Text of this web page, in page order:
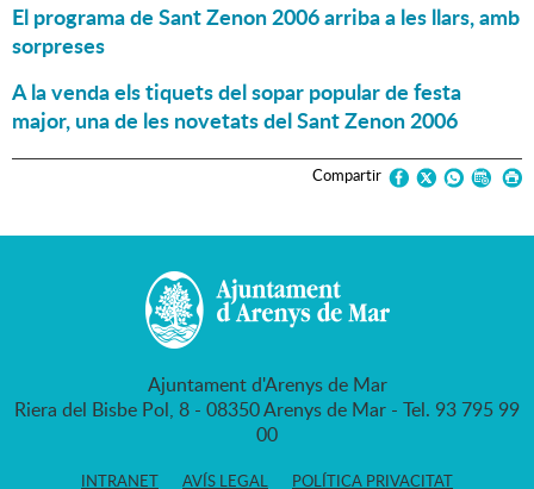
El programa de Sant Zenon 2006 arriba a les llars, amb
sorpreses
A la venda els tiquets del sopar popular de festa
major, una de les novetats del Sant Zenon 2006
Compartir
Ajuntament d'Arenys de Mar
Riera del Bisbe Pol, 8 - 08350 Arenys de Mar - Tel. 93 795 99
00
INTRANET AVÍS LEGAL POLÍTICA PRIVACITAT